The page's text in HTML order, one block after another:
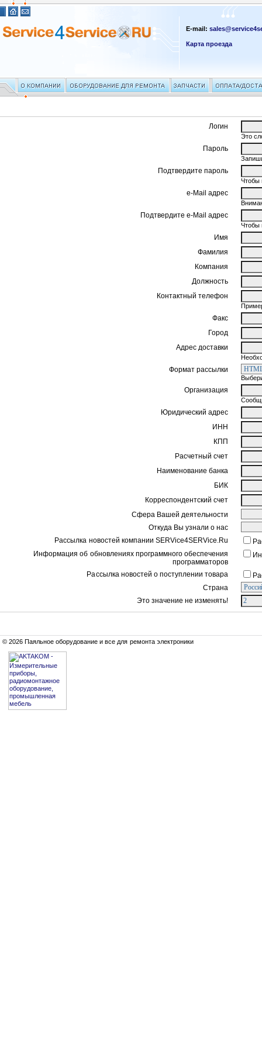
E-mail:
Карта проезда
Логин
Это
Пароль
Подтвердите пароль
Чтобы
e-Mail адрес
Подтвердите e-Mail адрес
Чтобы
Имя
Фамилия
Компания
Должность
Контактный телефон
Факс
Город
Адрес доставки
Формат рассылки
Организация
Юридический адрес
ИНН
КПП
Расчетный счет
Наименование банка
БИК
Корреспондентский счет
Сфера Вашей деятельности
Откуда Вы узнали о нас
Рассылка новостей компании SERVice4SERVice.Ru
Информация об обновлениях программного обеспечения
программаторов
Рассылка новостей о поступлении товара
Страна
Это значение не изменять!
© 2026 Паяльное оборудование и все для ремонта электроники